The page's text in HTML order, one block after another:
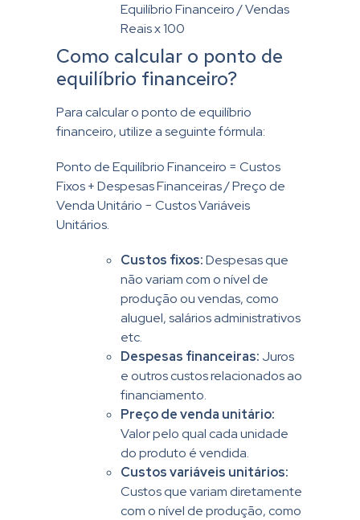
Equilíbrio Financeiro / Vendas
Reais x 100
Como calcular o ponto de
equilíbrio financeiro?
Para calcular o ponto de equilíbrio
financeiro, utilize a seguinte fórmula:
Ponto de Equilíbrio Financeiro = Custos
Fixos + Despesas Financeiras / Preço de
Venda Unitário − Custos Variáveis
Unitários.
Custos fixos:Despesas que
não variam com o nível de
produção ou vendas, como
aluguel, salários administrativos
etc.
Despesas financeiras: Juros
e outros custos relacionados ao
financiamento.
Preço de venda unitário:
Valor pelo qual cada unidade
do produto é vendida.
Custos variáveis unitários:
Custos que variam diretamente
com o nível de produção, como